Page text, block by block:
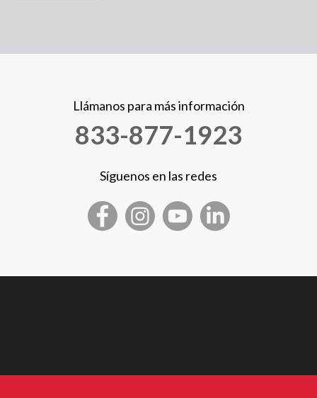
Llámanos para más información
833-877-1923
Síguenos en las redes